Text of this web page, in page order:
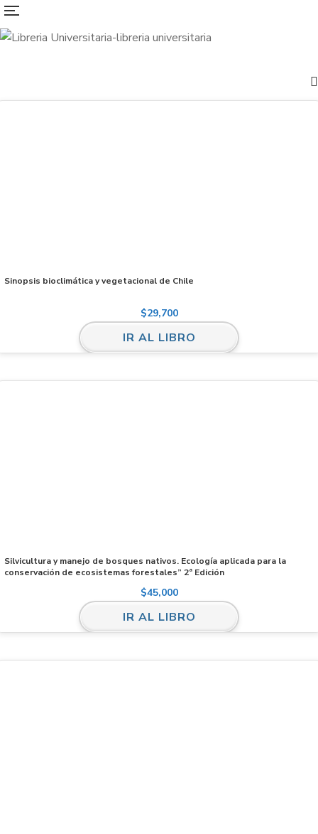
Sinopsis bioclimática y vegetacional de Chile
$29,700
IR AL LIBRO
Silvicultura y manejo de bosques nativos. Ecología aplicada para la
conservación de ecosistemas forestales” 2ª Edición
$45,000
IR AL LIBRO